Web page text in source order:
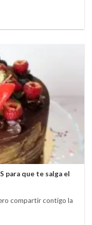
para que te salga el
compartir contigo la